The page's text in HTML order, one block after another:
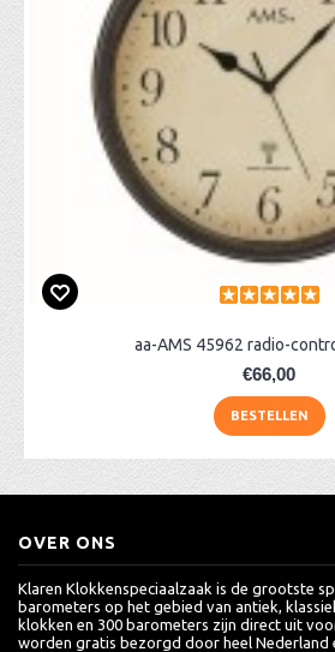
aa-AMS 45962 radio-
€66,00
BESTELLEN
OVER ONS
Klaren Klokkenspeciaalzaak is de grootste
barometers op het gebied van antiek,
klokken en 300 barometers zijn direct uit
worden gratis bezorgd door heel Nederland